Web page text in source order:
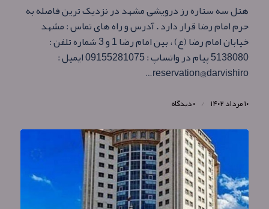
هتل سه ستاره رز درویشی مشهد در نزدیک ترین فاصله به
حرم امام رضا قرار دارد . آدرس و راه های تماس : مشهد
خیابان امام رضا (ع) ، بین امام رضا 1 و 3 شماره تلفن :
5138080 پیام در واتساپ : 09155281075 ایمیل :
reservation@darvishiro…
۱۰ مرداد ۱۴۰۲ / ۰ دیدگاه